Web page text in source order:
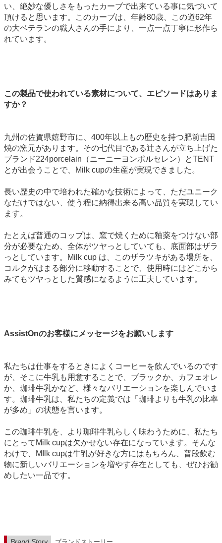
い、絶妙な優しさをもったカーブで出来ている事に気づいて
頂けると思います。このカーブは、年齢80歳、この道62年
の大ベテランの職人さんの手により、一点一点丁寧に形作ら
れています。
この製品で使われている素材について、エピソードはありま
すか？
九州の佐賀県嬉野市に、400年以上もの歴史を持つ肥前吉田
焼の窯元があります。その七代目である辻さんが立ち上げた
ブランド224porcelain（ニーニーヨンポルセレン）とTENT
とが出会うことで、Milk cupの生産が実現できました。
長い歴史の中で培われた確かな技術によって、ただユニーク
なだけではない、使う程に納得出来る高い品質を実現してい
ます。
たとえば普通のコップは、窯で焼くために釉薬をつけない部
分が必要なため、全体がツヤっとしていても、底面部はザラ
っとしています。Milk cup は、このザラツキがある場所を、
コルクがはまる部分に移動することで、使用時にはどこから
みてもツヤっとした質感になるように工夫しています。
AssistOnのお客様にメッセージをお願いします
私たちは仕事をするときによくコーヒーを飲んでいるのです
が、そこに牛乳も用意することで、ブラックか、カフェオレ
か、珈琲牛乳かなど、様々なバリエーションを楽しんでいま
す。珈琲牛乳は、私たちの定義では「珈琲よりも牛乳の比率
が多め」の状態を言います。
この珈琲牛乳を、より珈琲牛乳らしく味わうために、私たち
にとってMilk cupは欠かせない存在になっています。そんな
わけで、MIlk cupは牛乳が好きな方にはもちろん、普段飲む
物に新しいバリエーションを増やす存在としても、ぜひお勧
めしたい一品です。